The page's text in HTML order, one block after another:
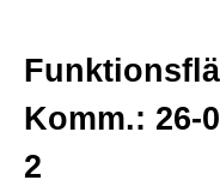
Komm.: 26-
2